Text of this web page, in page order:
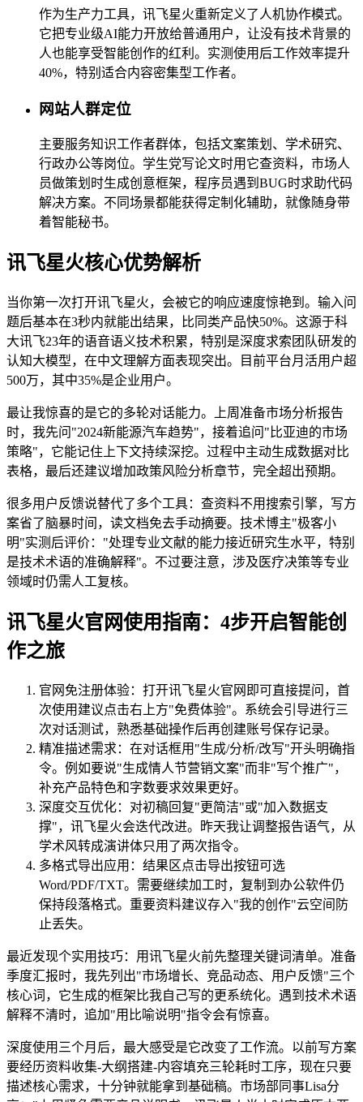
作为生产力工具，讯飞星火重新定义了人机协作模式。
它把专业级AI能力开放给普通用户，让没有技术背景的
人也能享受智能创作的红利。实测使用后工作效率提升
40%，特别适合内容密集型工作者。
网站人群定位
主要服务知识工作者群体，包括文案策划、学术研究、
行政办公等岗位。学生党写论文时用它查资料，市场人
员做策划时生成创意框架，程序员遇到BUG时求助代码
解决方案。不同场景都能获得定制化辅助，就像随身带
着智能秘书。
讯飞星火核心优势解析
当你第一次打开讯飞星火，会被它的响应速度惊艳到。输入问
题后基本在3秒内就能出结果，比同类产品快50%。这源于科
大讯飞23年的语音语义技术积累，特别是深度求索团队研发的
认知大模型，在中文理解方面表现突出。目前平台月活用户超
500万，其中35%是企业用户。
最让我惊喜的是它的多轮对话能力。上周准备市场分析报告
时，我先问"2024新能源汽车趋势"，接着追问"比亚迪的市场
策略"，它能记住上下文持续深挖。过程中主动生成数据对比
表格，最后还建议增加政策风险分析章节，完全超出预期。
很多用户反馈说替代了多个工具：查资料不用搜索引擎，写方
案省了脑暴时间，读文档免去手动摘要。技术博主"极客小
明"实测后评价："处理专业文献的能力接近研究生水平，特别
是技术术语的准确解释"。不过要注意，涉及医疗决策等专业
领域时仍需人工复核。
讯飞星火官网使用指南：4步开启智能创
作之旅
官网免注册体验：打开讯飞星火官网即可直接提问，首
次使用建议点击右上方"免费体验"。系统会引导进行三
次对话测试，熟悉基础操作后再创建账号保存记录。
精准描述需求：在对话框用"生成/分析/改写"开头明确指
令。例如要说"生成情人节营销文案"而非"写个推广"，
补充产品特色和字数要求效果更好。
深度交互优化：对初稿回复"更简洁"或"加入数据支
撑"，讯飞星火会迭代改进。昨天我让调整报告语气，从
学术风转成演讲体只用了两次指令。
多格式导出应用：结果区点击导出按钮可选
Word/PDF/TXT。需要继续加工时，复制到办公软件仍
保持段落格式。重要资料建议存入"我的创作"云空间防
止丢失。
最近发现个实用技巧：用讯飞星火前先整理关键词清单。准备
季度汇报时，我先列出"市场增长、竞品动态、用户反馈"三个
核心词，它生成的框架比我自己写的更系统化。遇到技术术语
解释不清时，追加"用比喻说明"指令会有惊喜。
深度使用三个月后，最大感受是它改变了工作流。以前写方案
要经历资料收集-大纲搭建-内容填充三轮耗时工序，现在只要
描述核心需求，十分钟就能拿到基础稿。市场部同事Lisa分